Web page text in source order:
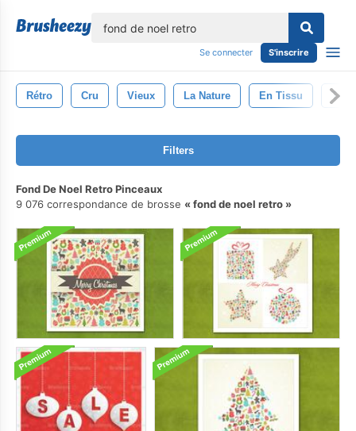
Se connecter S'inscrire
Rétro Cru Vieux La Nature En Tissu
Filters
Fond De Noel Retro Pinceaux
9 076 correspondance de brosse
fond de noel retro